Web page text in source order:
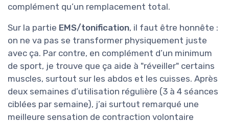
complément qu’un remplacement total.
Sur la partie EMS/tonification, il faut être honnête :
on ne va pas se transformer physiquement juste
avec ça. Par contre, en complément d’un minimum
de sport, je trouve que ça aide à "réveiller" certains
muscles, surtout sur les abdos et les cuisses. Après
deux semaines d’utilisation régulière (3 à 4 séances
ciblées par semaine), j’ai surtout remarqué une
meilleure sensation de contraction volontaire